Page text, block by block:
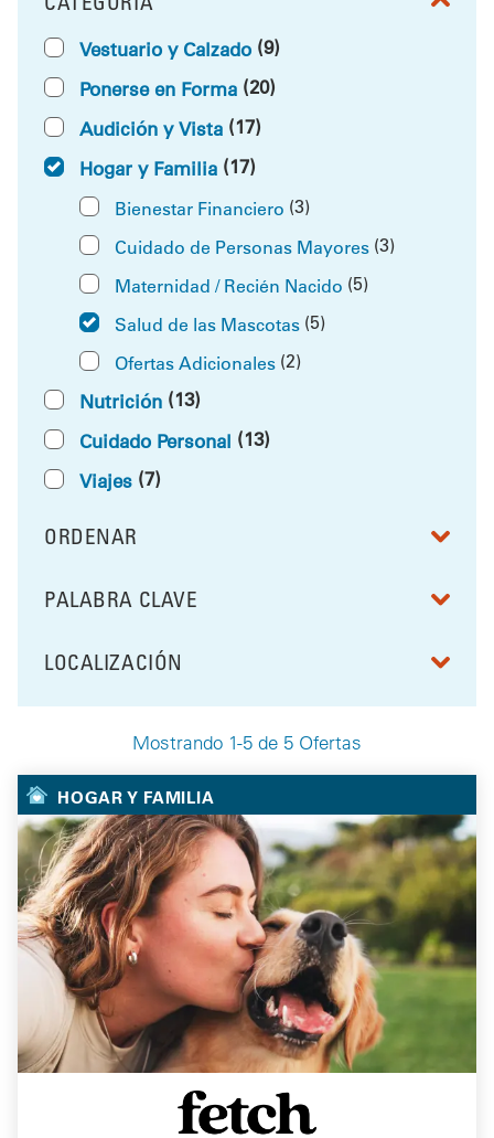
Mostrando 1-5 de 5 Ofertas
FILTRAR POR
Vestuario y Calzado (9)
Ponerse en Forma (20)
Audición y Vista (17)
Hogar y Familia (17)
Bienestar Financiero (3)
Cuidado de Personas Mayores (3)
Maternidad / Recién Nacido (5)
Salud de las Mascotas (5)
Ofertas Adicionales (2)
Nutrición (13)
Cuidado Personal (13)
Viajes (7)
ORDENAR
RESULTS BY
FILTRAR POR
PALABRA CLAVE
FILTRAR POR
LOCALIZACIÓN
Your Selected Deals
HOGAR Y FAMILIA